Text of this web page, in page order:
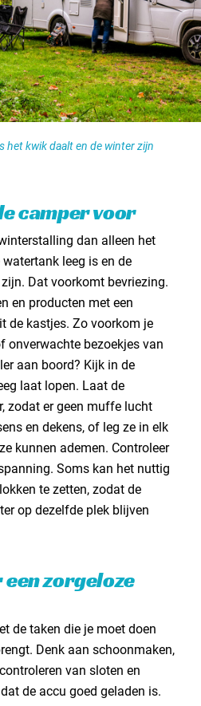
het kwik daalt en de winter zijn
camper voor
dan alleen het
leeg is en de
Dat voorkomt bevriezing.
en producten met een
de kastjes. Zo voorkom je
onverwachte bezoekjes van
aan boord? Kijk in de
laat lopen. Laat de
zodat er geen muffe lucht
en dekens, of leg ze in elk
kunnen ademen. Controleer
Soms kan het nuttig
te zetten, zodat de
op dezelfde plek blijven
zorgeloze
de taken die je moet doen
Denk aan schoonmaken,
van sloten en
de accu goed geladen is.